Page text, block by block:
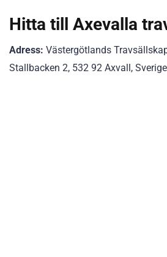
Hitta till Axevalla
Adress: Västergötlands
Stallbacken 2, 532 92 Axvall, Sverige